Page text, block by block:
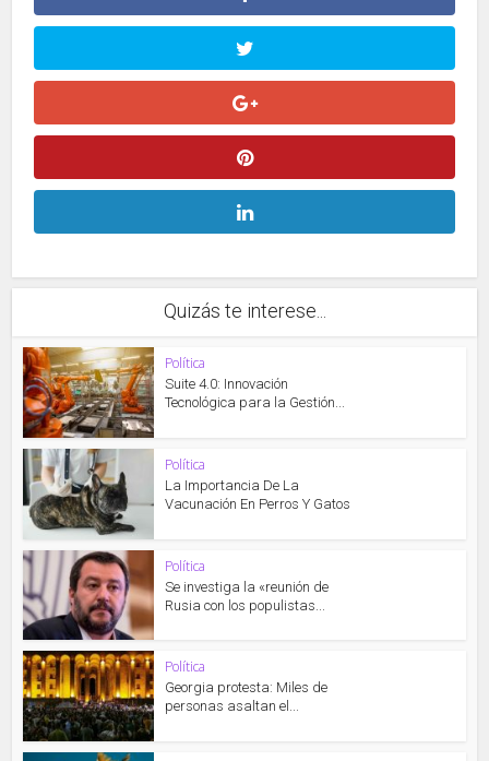
Quizás te interese...
Política
Suite 4.0: Innovación
Tecnológica para la Gestión...
Política
La Importancia De La
Vacunación En Perros Y Gatos
Política
Se investiga la «reunión de
Rusia con los populistas...
Política
Georgia protesta: Miles de
personas asaltan el...